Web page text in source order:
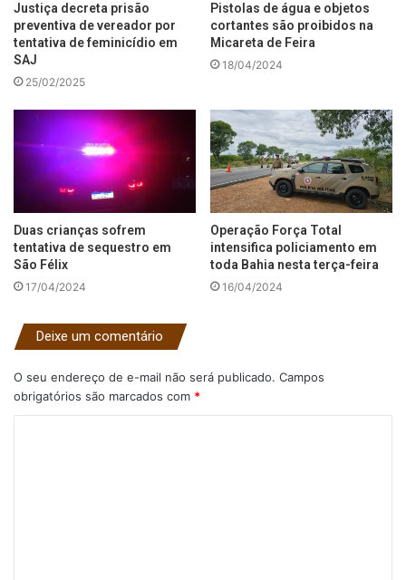
Justiça decreta prisão
preventiva de vereador por
tentativa de feminicídio em
SAJ
25/02/2025
Pistolas de água e objetos
cortantes são proibidos na
Micareta de Feira
18/04/2024
Duas crianças sofrem
tentativa de sequestro em
São Félix
17/04/2024
Operação Força Total
intensifica policiamento em
toda Bahia nesta terça-feira
16/04/2024
Deixe um comentário
O seu endereço de e-mail não será publicado. Campos
obrigatórios são marcados com *